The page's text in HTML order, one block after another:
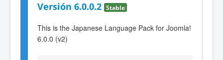
Versión 6.0.0.2 Stable
This is the Japanese Language Pack for Joomla!
6.0.0 (v2)